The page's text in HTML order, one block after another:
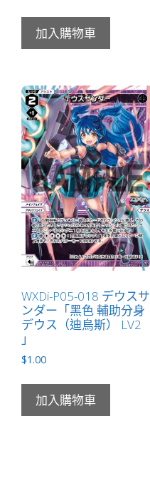
加入購物車
WXDi-P05-018 デウスサ
ンダー「黑色 輔助分身
デウス（迪烏斯） LV2
」
$1.00
加入購物車